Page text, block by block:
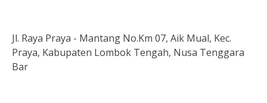
Jl. Raya Praya - Mantang No.Km 07, Aik Mual, Kec.
Praya, Kabupaten Lombok Tengah, Nusa Tenggara
Bar